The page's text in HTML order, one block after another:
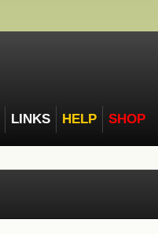
LINKS HELP SHOP